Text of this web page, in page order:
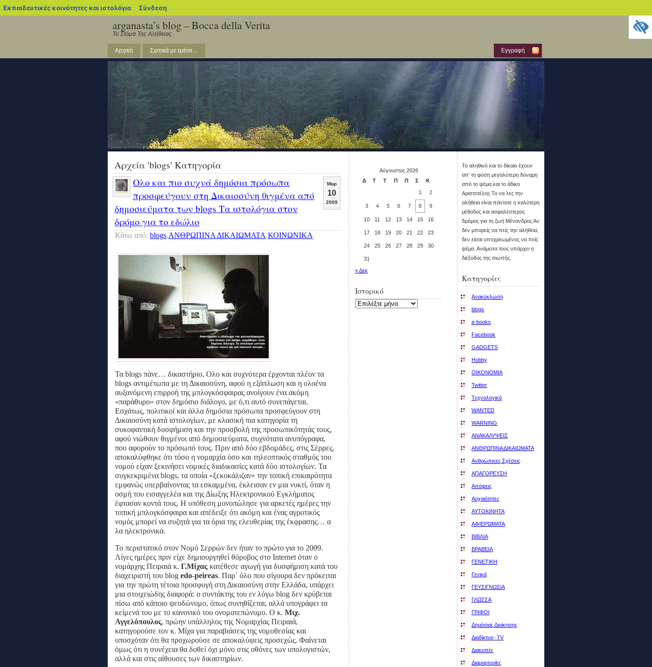
Εκπαιδευτικές κοινότητες και ιστολόγια blogs.sch.gr
Σύνδεση
arganasta’s blog – Bocca della Verita
Το Στόμα Της Αλήθειας
Αρχική Σχετικά με εμένα… Εγγραφή
Αρχεία 'blogs' Κατηγορία
Μαρ
10
2009
Ολο και πιο συχνά δημόσια πρόσωπα
προσφεύγουν στη Δικαιοσύνη θιγμένα από
δημοσιεύματα των blogs Τα ιστολόγια στον
δρόμο για το εδώλιο
Κάτω από: blogs,ΑΝΘΡΩΠΙΝΑ ΔΙΚΑΙΩΜΑΤΑ,ΚΟΙΝΩΝΙΚΑ
Τα blogs πάνε… δικαστήριο. Ολο και συχνότερα έρχονται πλέον τα
blogs αντιμέτωπα με τη Δικαιοσύνη, αφού η εξάπλωση και η ολοένα
αυξανόμενη επιρροή της μπλογκόσφαιρας ανοίγουν ένα ακόμη
«παράθυρο» στον δημόσιο διάλογο, με ό,τι αυτό συνεπάγεται.
Εσχάτως, πολιτικοί και άλλα δημόσια πρόσωπα προσφεύγουν στη
Δικαιοσύνη κατά ιστολογίων, με κλασική πια κατηγορία τη
συκοφαντική δυσφήμιση και την προσβολή της προσωπικότητάς τους,
αφού νιώθουν θιγμένοι από δημοσιεύματα, συχνότατα ανυπόγραφα,
που αφορούν το πρόσωπό τους. Πριν από δύο εβδομάδες, στις Σέρρες,
αποκαλύφθηκε ότι τόσο η νομαρχία όσο και τηλεοπτικός σταθμός του
νομού είχαν ξεκινήσει νομικές διαδικασίες κατά δύο ιστολογίων. Τα
συγκεκριμένα blogs, τα οποία «ξεκοκάλιζαν» την τοπική επικαιρότητα
εμφανώς υπερβαίνοντας τα εσκαμμένα, έκλεισαν εν μια νυκτί, όταν η
οσμή του εισαγγελέα και της Δίωξης Ηλεκτρονικού Εγκλήματος
έφτασαν κοντά τους. Η υπόθεση μονοπώλησε για αρκετές ημέρες την
τοπική μπλογκόσφαιρα και απέδειξε ότι ακόμη και ένας αγροτικός
νομός μπορεί να συζητά για τα όρια της ελευθερίας της έκφρασης… α
λα ηλεκτρονικά.
Το περιστατικό στον Νομό Σερρών δεν ήταν το πρώτο για το 2009.
Λίγες ημέρες πριν είχε δημιουργηθεί θόρυβος στο Ιnternet όταν ο
νομάρχης Πειραιά κ. Γ.Μίχας κατέθεσε αγωγή για δυσφήμιση κατά του
διαχειριστή του blog edo-peireas. Παρ΄ όλο που σίγουρα δεν πρόκειται
για την πρώτη τέτοια προσφυγή στη Δικαιοσύνη στην Ελλάδα, υπάρχει
μια στοιχειώδης διαφορά: ο συντάκτης του εν λόγω blog δεν κρύβεται
πίσω από κάποιο ψευδώνυμο, όπως συνηθίζεται, αλλά υπογράφει τα
κείμενά του με το κανονικό του ονοματεπώνυμο. Ο κ. Μιχ.
Αγγελόπουλος, πρώην υπάλληλος της Νομαρχίας Πειραιά,
κατηγορούσε τον κ. Μίχα για παραβιάσεις της νομοθεσίας και
υποσχόταν ότι θα προχωρούσε σε αποκαλύψεις προσεχώς. Φαίνεται
όμως ότι η συνέχεια θα δοθεί όχι μόνο στις οθόνες των υπολογιστών,
αλλά και στις αίθουσες των δικαστηρίων.
Αύγουστος 2026
Δ
Τ Τ Π Π Σ
Κ
1
2
3 4 5 6 7 8 9
10 11 12 13 14 15 16
17 18 19 20 21 22 23
24 25 26 27 28 29 30
31
« Δεκ
Ιστορικό
Ιστορικό
Το αληθινό και το δίκαιο έχουν
απ' τη φύση μεγαλύτερη δύναμη
από το ψέμα και το άδικο
Αριστοτέλης Το να λες την
αλήθεια είναι πάντοτε η καλύτερη
μέθοδος και ασφαλέστερος
δρόμος για τη ζωή Μένανδρος Αν
δεν μπορείς να πείς την αλήθεια,
δεν είσαι υποχρεωμένος να πείς
ψέμα. Ανάμεσα τους υπάρχει η
διέξοδος της σιωπής.
Kατηγορίες
Aνακύκλωση
blogs
e-books
Facebook
GADGETS
Hobby
OIKONOMIA
Twitter
Tεχνολογικά
WANTED
WARNING
ΑΝΑΚΑΛΥΨΕΙΣ
ΑΝΘΡΩΠΙΝΑ ΔΙΚΑΙΩΜΑΤΑ
Ανθρώπινες Σχέσεις
ΑΠΑΓΟΡΕΥΣΗ
Απόψεις
Αρχαιότητες
ΑΥΤΟΚΙΝΗΤΑ
ΑΦΙΕΡΩΜΑΤΑ
ΒΙΒΛΙΑ
ΒΡΑΒΕΙΑ
ΓΕΝΕΤΙΚΗ
Γενικά
ΓΕΥΣΙΓΝΩΣΙΑ
ΓΛΩΣΣΑ
ΓΡΙΦΟΙ
Δημόσιας Διοίκησης
Διαδίκτυο -ΤV
Διακοπές
Διαμαρτυρίες